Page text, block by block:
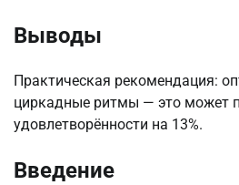
Выводы
Практическая рекомендация:
циркадные ритмы — это может
удовлетворённости на 13%.
Введение